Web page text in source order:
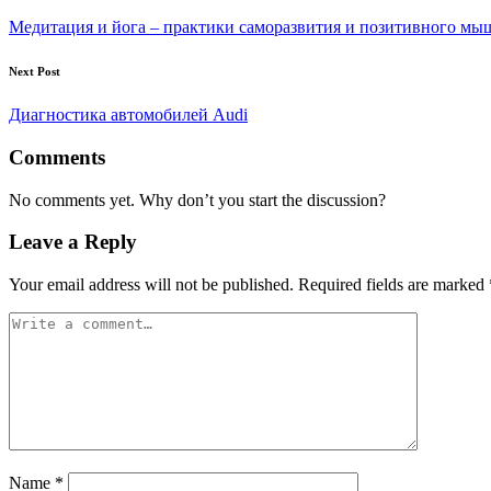
navigation
Медитация и йога – практики саморазвития и позитивного
Next Post
Диагностика автомобилей Audi
Comments
No comments yet. Why don’t you start the discussion?
Leave a Reply
Your email address will not be published. Required fields are marked
Name *